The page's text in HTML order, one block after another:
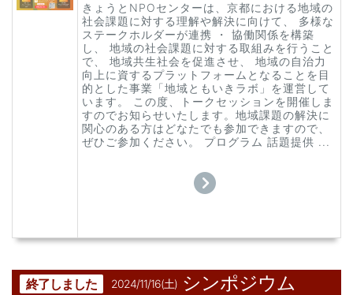
きょうとNPOセンターは、京都における地域の
社会課題に対する理解や解決に向けて、 多様な
ステークホルダーが連携 ・ 協働関係を構築
し、 地域の社会課題に対する取組みを行うこと
で、 地域共生社会を促進させ、 地域の自治力
向上に資するプラットフォームとなることを目
的とした事業「地域ともいきラボ」を運営して
います。 この度、トークセッションを開催しま
すのでお知らせいたします。地域課題の解決に
関心のある方はどなたでも参加できますので、
ぜひご参加ください。 プログラム 話題提供 ...
終了しました 2024/11/16(土) シンポジウム